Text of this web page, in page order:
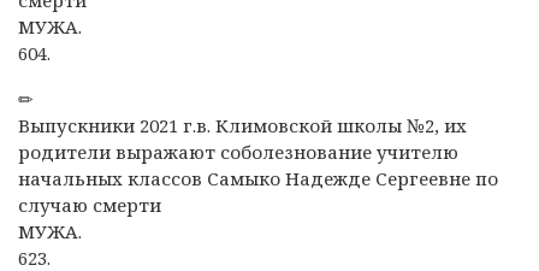
МУЖА.
604.
✏
Выпускники 2021 г.в. Климовской школы №2, их
родители выражают соболезнование учителю
начальных классов Самыко Надежде Сергеевне по
случаю смерти
МУЖА.
623.